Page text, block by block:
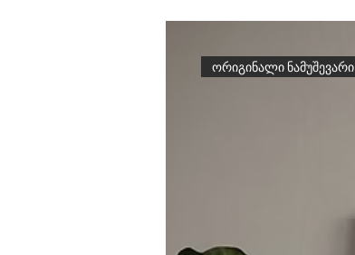
ორიგინალი ნამუშევარი